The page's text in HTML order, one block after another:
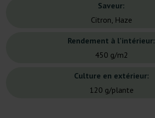
Saveur:
Citron, Haze
Rendement à l'intérieur:
450 g/m2
Culture en extérieur:
120 g/plante